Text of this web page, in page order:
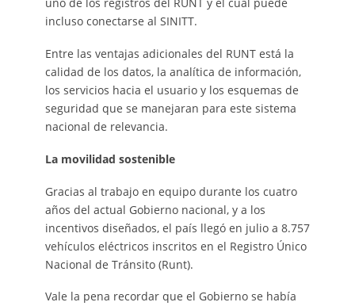
incluso conectarse al SINITT.
Entre las ventajas adicionales del RUNT está la
calidad de los datos, la analítica de información,
los servicios hacia el usuario y los esquemas de
seguridad que se manejaran para este sistema
nacional de relevancia.
La movilidad sostenible
Gracias al trabajo en equipo durante los cuatro
años del actual Gobierno nacional, y a los
incentivos diseñados, el país llegó en julio a 8.757
vehículos eléctricos inscritos en el Registro Único
Nacional de Tránsito (Runt).
Vale la pena recordar que el Gobierno se había